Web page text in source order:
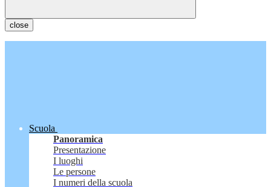
close
Scuola
Panoramica
Presentazione
I luoghi
Le persone
I numeri della scuola